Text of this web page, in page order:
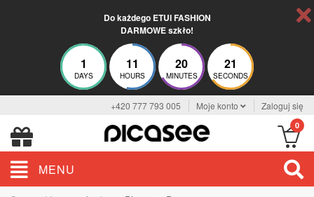
Do każdego ETUI FASHION
DARMOWE szkło!
1
DAYS
11
HOURS
20
MINUTES
20
SECONDS
+420 777 793 005 Moje konto Zaloguj się
0
MENU